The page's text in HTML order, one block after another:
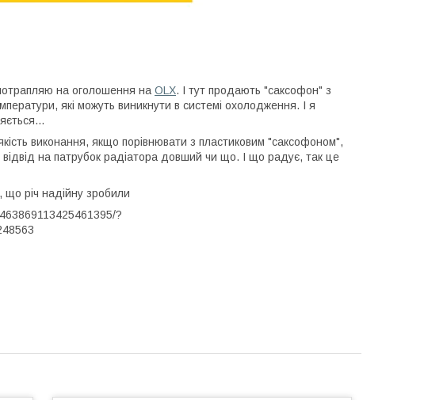
на оголошення на OLX. І тут продають "саксофон" з
які можуть виникнути в системі охолодження. І я
виконання, якщо порівнювати з пластиковим "саксофоном",
на патрубок радіатора довший чи що. І що радує, так це
річ надійну зробили
?